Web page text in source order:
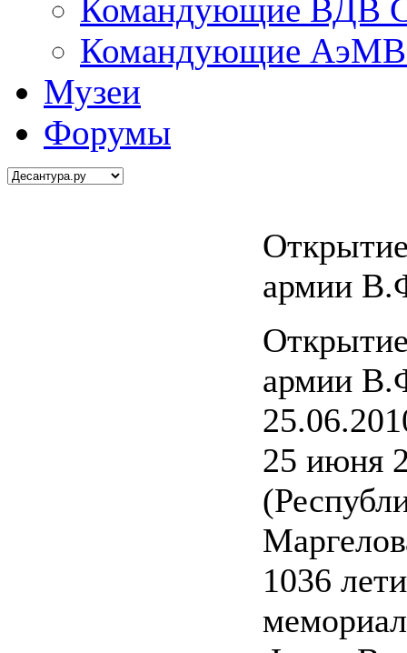
Командующие ВДВ
Командующие АэМВ
Музеи
Форумы
армии
армии
25 июня
1036